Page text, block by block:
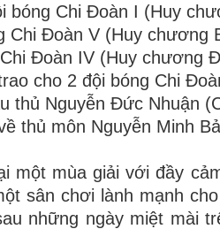
bóng Chi Đoàn I (Huy
Chi Đoàn V (Huy chương
Đoàn IV (Huy chương
cho 2 đội bóng Chi
thủ Nguyễn Đức Nhuận
thủ môn Nguyễn Minh
một mùa giải với đầy
sân chơi lành mạnh
những ngày miệt mài